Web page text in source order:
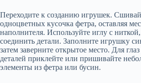
Переходите к созданию игрушек.
одноцветных кусочка фетра, оставляя
наполнителя. Используйте иглу с
соединить детали. Заполните игрушку
затем заверните открытое место. Для
деталей приклейте или пришивайте
элементы из фетра или бусин.